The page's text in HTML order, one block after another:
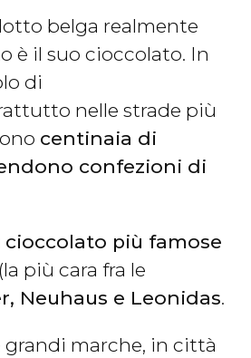
belga realmente
è il suo cioccolato. In
di
nelle strade più
centinaia di
confezioni di
cioccolato più famose
(la più cara fra le
Neuhaus e Leonidas.
grandi marche, in città